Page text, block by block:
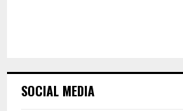
SOCIAL MEDIA